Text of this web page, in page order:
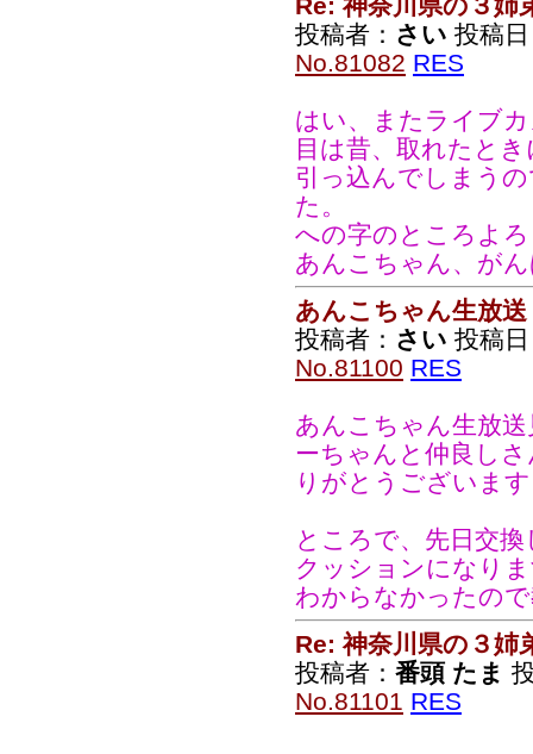
投稿者： さい 投稿
No.81082 RES
はい、またライブ
目は昔、取れたと
引っ込んでしまう
た。
への字のところよ
あんこちゃん、が
あんこちゃん生放送
投稿者： さい 投稿
No.81100 RES
あんこちゃん生放
ーちゃんと仲良し
りがとうございま
ところで、先日交
クッションになり
わからなかったの
Re: 神奈川県の３姉
投稿者： 番頭 たま
No.81101 RES